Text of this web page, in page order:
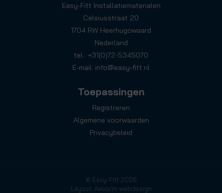
Easy-Fitt Installatiematerialen
Celsiusstraat 20
1704 RW Heerhugowaard
Nederland
tel.: +31(0)72-5345070
E-mail: info@easy-fitt.nl
Toepassingen
Registreren
Algemene voorwaarden
Privacybeleid
© Easy-Fitt 2026
Layout: Axivorm webdesign